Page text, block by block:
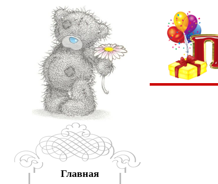
Главная